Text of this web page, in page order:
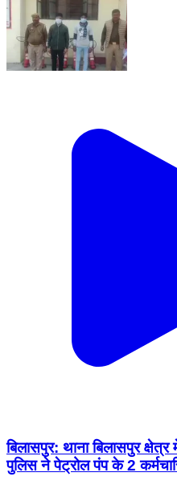
बिलासपुर: थाना बिलासपुर
पुलिस ने पेट्रोल पंप के 2